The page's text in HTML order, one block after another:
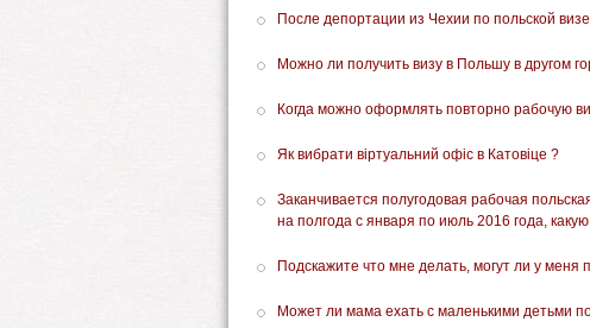
После депортации из Чехии по польской
Можно ли получить визу в Польшу в другом
Когда можно оформлять повторно рабочую
Як вибрати віртуальний офіс в Катовіце ?
Заканчивается полугодовая рабочая
на полгода с января по июль 2016 года,
Подскажите что мне делать, могут ли у
Может ли мама ехать с маленькими детьми